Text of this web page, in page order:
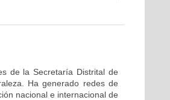
de la Secretaría Distrital de
Ha generado redes de
nacional e internacional de